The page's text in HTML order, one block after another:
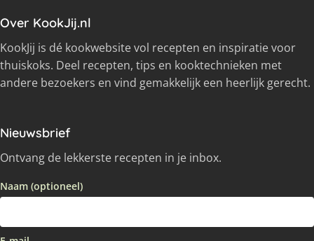
Over KookJij.nl
KookJij is dé kookwebsite vol recepten en inspiratie voor
thuiskoks. Deel recepten, tips en kooktechnieken met
andere bezoekers en vind gemakkelijk een heerlijk gerecht.
Nieuwsbrief
Ontvang de lekkerste recepten in je inbox.
Naam (optioneel)